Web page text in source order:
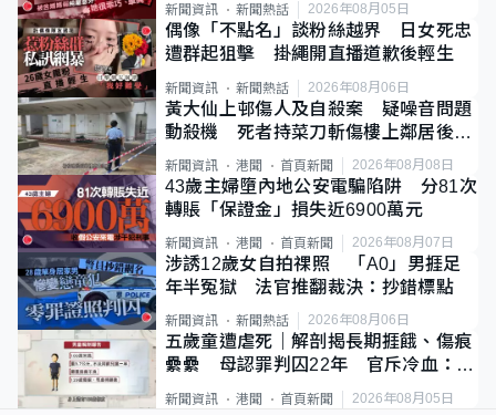
新聞資訊 新聞熱話 2026年08月05日
偶像「不點名」談粉絲越界 日女死忠
遭群起狙擊 掛繩開直播道歉後輕生
新聞資訊 新聞熱話 2026年08月06日
黃大仙上邨傷人及自殺案 疑噪音問題
動殺機 死者持菜刀斬傷樓上鄰居後墮
斃
新聞資訊 港聞 首頁新聞 2026年08月08日
43歲主婦墮內地公安電騙陷阱 分81次
轉賬「保證金」損失近6900萬元
新聞資訊 港聞 首頁新聞 2026年08月07日
涉誘12歲女自拍祼照 「A0」男捱足
年半冤獄 法官推翻裁決：抄錯標點
新聞資訊 新聞熱話 2026年08月06日
五歲童遭虐死｜解剖揭長期捱餓、傷痕
纍纍 母認罪判囚22年 官斥冷血：同
類案最惡劣
新聞資訊 港聞 首頁新聞 2026年08月05日